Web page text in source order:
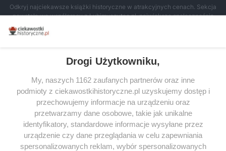
Odkryj najciekawsze książki historyczne w atrakcyjnych cenach. Sekcja
powstała we współpracy z Lubimyczytac.pl, największą społecznością
miłośników literatury w Polsce – dzięki temu możesz wybierać spośród
tytułów najwyżej ocenianych przez czytelników.
SERWIS
SPOŁECZNOŚĆ
WSPÓŁPRACA
Drogi Użytkowniku,
My, naszych 1162 zaufanych partnerów oraz inne
podmioty z ciekawostkihistoryczne.pl uzyskujemy dostęp i
przechowujemy informacje na urządzeniu oraz
przetwarzamy dane osobowe, takie jak unikalne
identyfikatory, standardowe informacje wysyłane przez
urządzenie czy dane przeglądania w celu zapewniania
spersonalizowanych reklam, wybór spersonalizowanych